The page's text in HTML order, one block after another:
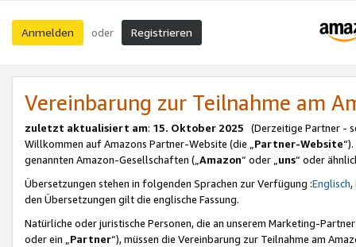
Anmelden oder Registrieren
Vereinbarung zur Teilnahme am
zuletzt aktualisiert am: 15. Oktober 2025 (Derzeitige Partner -
Willkommen auf Amazons Partner-Website (die „Partner-Website
genannten Amazon-Gesellschaften („Amazon“ oder „uns“ oder
Übersetzungen stehen in folgenden Sprachen zur Verfügung :Englisch,
den Übersetzungen gilt die englische Fassung.
Natürliche oder juristische Personen, die an unserem Marketing-
oder ein „Partner“), müssen die Vereinbarung zur Teilnahme am